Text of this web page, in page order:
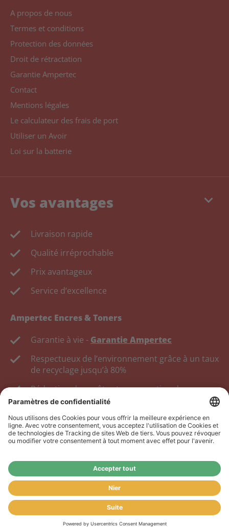
A propos de nous
Termes et conditions
Protection des données
Droit de rétractation
Garantie Ampertec
Contact
Mentions légales
Le calculateur des frais de port
Utiliser un Avoir
Loi sur la batterie
keyboard_arrow_down
Vos avantages
Livraison rapide
Qualité irréprochable
Prix avantageux
Service d‘excellence
Ampertec Encres & Toners
Garantie à vie - Garantie Ampertec
Respectueux de l’environnement grâce à un taux
de recyclage jusqu’à 80%
Réduction des coûts et conservation des
ressources
www.tonerhersteller.depour l’ouverture de votre
compte.